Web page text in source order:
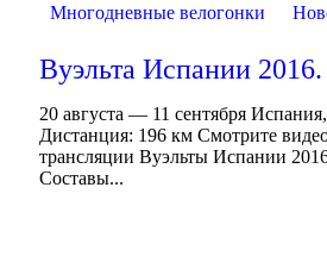
Многодневные велогонки
Вуэльта Испании 2016.
20 августа — 11 сентября
Дистанция: 196 км Смотрите
трансляции Вуэльты Испании
Составы...